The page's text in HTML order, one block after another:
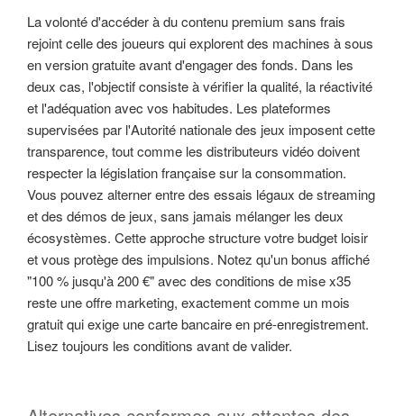
La volonté d'accéder à du contenu premium sans frais
rejoint celle des joueurs qui explorent des machines à sous
en version gratuite avant d'engager des fonds. Dans les
deux cas, l'objectif consiste à vérifier la qualité, la réactivité
et l'adéquation avec vos habitudes. Les plateformes
supervisées par l'Autorité nationale des jeux imposent cette
transparence, tout comme les distributeurs vidéo doivent
respecter la législation française sur la consommation.
Vous pouvez alterner entre des essais légaux de streaming
et des démos de jeux, sans jamais mélanger les deux
écosystèmes. Cette approche structure votre budget loisir
et vous protège des impulsions. Notez qu'un bonus affiché
"100 % jusqu'à 200 €" avec des conditions de mise x35
reste une offre marketing, exactement comme un mois
gratuit qui exige une carte bancaire en pré-enregistrement.
Lisez toujours les conditions avant de valider.